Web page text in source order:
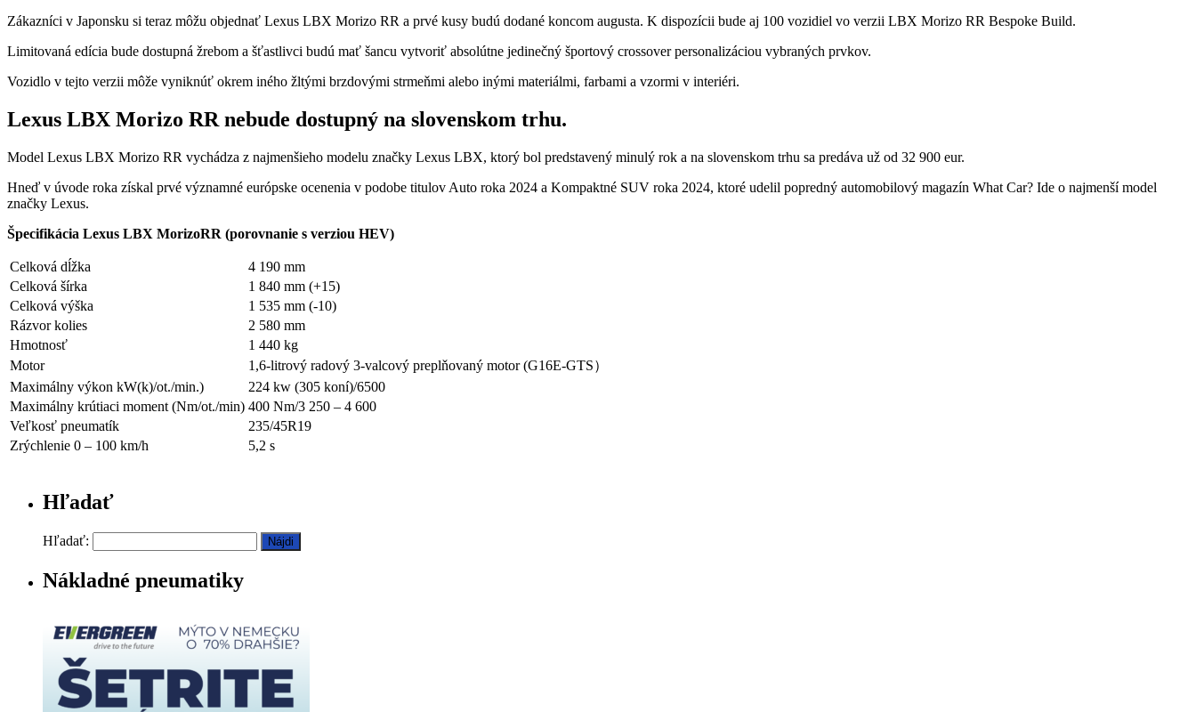
Zákazníci v Japonsku si teraz môžu objednať Lexus LBX Morizo ​​​​RR a prvé kusy budú dodané koncom augusta. K dispozícii bude aj 100 vozidiel vo verzii LBX Morizo ​​​​RR Bespoke Build.
Limitovaná edícia bude dostupná žrebom a šťastlivci budú mať šancu vytvoriť absolútne jedinečný športový crossover personalizáciou vybraných prvkov.
Vozidlo v tejto verzii môže vyniknúť okrem iného žltými brzdovými strmeňmi alebo inými materiálmi, farbami a vzormi v interiéri.
Lexus LBX Morizo ​​​​RR nebude dostupný na slovenskom trhu.
Model Lexus LBX Morizo ​​​​RR vychádza z najmenšieho modelu značky Lexus LBX, ktorý bol predstavený minulý rok a na slovenskom trhu sa predáva už od 32 900 eur.
Hneď v úvode roka získal prvé významné európske ocenenia v podobe titulov Auto roka 2024 a Kompaktné SUV roka 2024, ktoré udelil popredný automobilový magazín What Car? Ide o najmenší model
značky Lexus.
Špecifikácia Lexus LBX Morizo ​​​​RR (porovnanie s verziou HEV)
Celková dĺžka
4 190 mm
Celková šírka
1 840 mm (+15)
Celková výška
1 535 mm (-10)
Rázvor kolies
2 580 mm
Hmotnosť
1 440 kg
Motor
1,6-litrový radový 3-valcový preplňovaný motor (G16E-GTS）
Maximálny výkon kW(k)/ot./min.)
224 kw (305 koní)/6500
Maximálny krútiaci moment (Nm/ot./min) 400 Nm/3 250 – 4 600
Veľkosť pneumatík
235/45R19
Zrýchlenie 0 – 100 km/h
5,2 s
Hľadať
Hľadať:
Nákladné pneumatiky